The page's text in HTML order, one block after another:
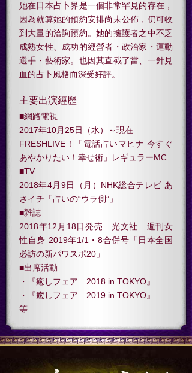
她在日本占卜界是一個非常罕見的存在，
因為就算她的預約安排尚未公佈，仍可收
到大量的洽詢預約。她的擁護者之中不乏
成熟女性、成功的經營者・政治家・運動
選手・藝術家。也因其直截了當、一針見
血的占卜風格而深受好評。
主要出演經歷
■網路電視
2017年10月25日（水）～現在
FRESHLIVE！「電話占いマヒナ 今すぐ
あやかりたい！幸せ術」レギュラーMC
■TV
2018年4月9日（月）NHK総合テレビ あ
さイチ「占いの“ウラ側”」
■雜誌
2018年12月18日発売 光文社 週刊女
性自身 2019年1/1・8合併号「日本全国
必訪の新パワスポ20」
■出席活動
・『癒しフェア 2018 in TOKYO』
・『癒しフェア 2019 in TOKYO』
等